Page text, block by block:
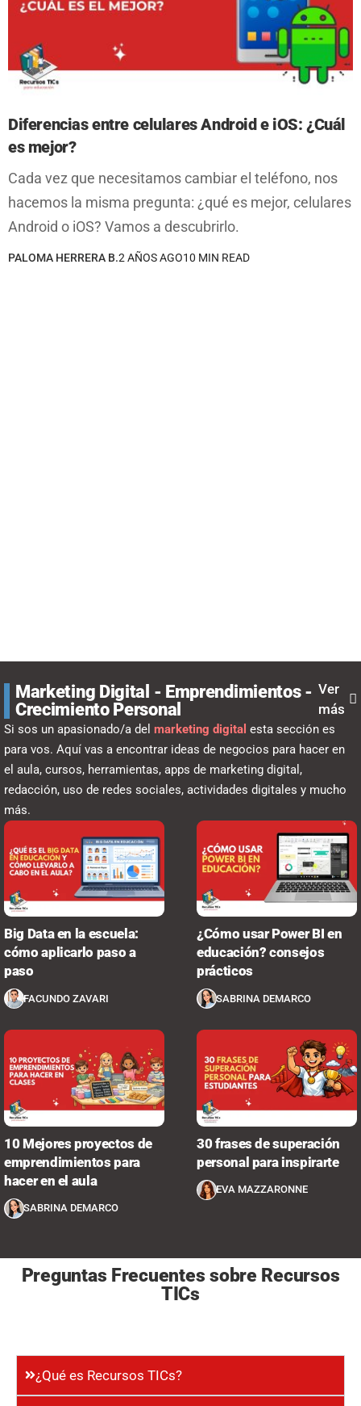
Diferencias entre celulares Android e iOS: ¿Cuál
es mejor?
Cada vez que necesitamos cambiar el teléfono, nos
hacemos la misma pregunta: ¿qué es mejor, celulares
Android o iOS? Vamos a descubrirlo.
PALOMA HERRERA B.2 AÑOS AGO10 MIN READ
Marketing Digital - Emprendimientos -
Crecimiento Personal
Ver
más
Si sos un apasionado/a del marketing digital esta sección es
para vos. Aquí vas a encontrar ideas de negocios para hacer en
el aula, cursos, herramientas, apps de marketing digital,
redacción, uso de redes sociales, actividades digitales y mucho
más.
Big Data en la escuela:
cómo aplicarlo paso a
paso
FACUNDO ZAVARI
¿Cómo usar Power BI en
educación? consejos
prácticos
SABRINA DEMARCO
10 Mejores proyectos de
emprendimientos para
hacer en el aula
SABRINA DEMARCO
30 frases de superación
personal para inspirarte
EVA MAZZARONNE
Preguntas Frecuentes sobre Recursos
TICs
¿Qué es Recursos TICs?